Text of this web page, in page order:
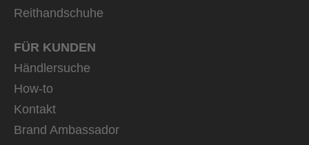
Reithandschuhe
FÜR KUNDEN
Händlersuche
How-to
Kontakt
Brand Ambassador